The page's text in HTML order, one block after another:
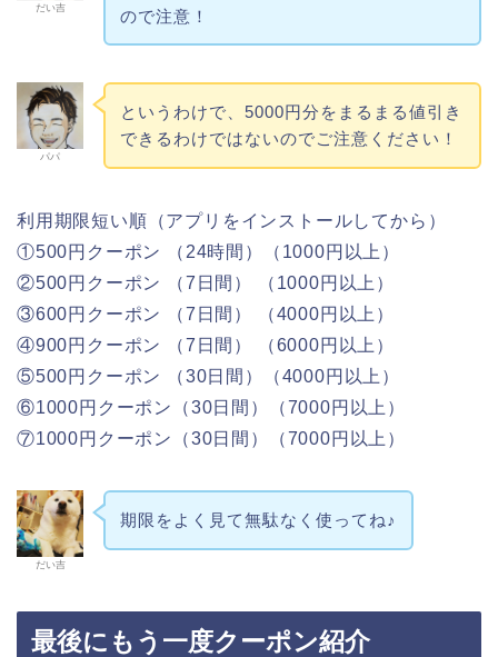
だい吉
ので注意！
パパ
というわけで、5000円分をまるまる値引き
できるわけではないのでご注意ください！
利用期限短い順（アプリをインストールしてから）
①500円クーポン （24時間）（1000円以上）
②500円クーポン （7日間） （1000円以上）
③600円クーポン （7日間） （4000円以上）
④900円クーポン （7日間） （6000円以上）
⑤500円クーポン （30日間）（4000円以上）
⑥1000円クーポン（30日間）（7000円以上）
⑦1000円クーポン（30日間）（7000円以上）
だい吉
期限をよく見て無駄なく使ってね♪
最後にもう一度クーポン紹介